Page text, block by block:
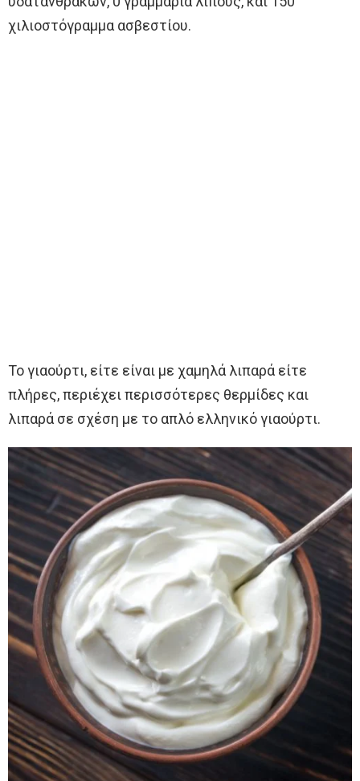
χιλιοστόγραμμα ασβεστίου.
Το γιαούρτι, είτε είναι με χαμηλά λιπαρά είτε
πλήρες, περιέχει περισσότερες θερμίδες και
λιπαρά σε σχέση με το απλό ελληνικό γιαούρτι.